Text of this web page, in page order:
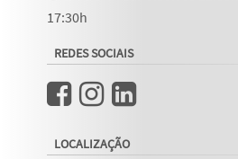
17:30h
REDES SOCIAIS
LOCALIZAÇÃO